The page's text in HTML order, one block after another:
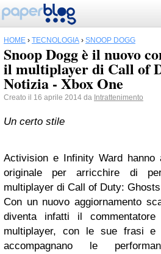
HOME › TECNOLOGIA › SNOOP DOGG
Snoop Dogg è il nuovo
il multiplayer di Call of
Notizia - Xbox One
Creato il 16 aprile 2014 da Intrattenimento
Un certo stile
Activision e Infinity Ward hanno
originale per arricchire di
multiplayer di Call of Duty:
Con un nuovo aggiornamento
diventa infatti il
multiplayer, con le sue frasi
accompagnano le